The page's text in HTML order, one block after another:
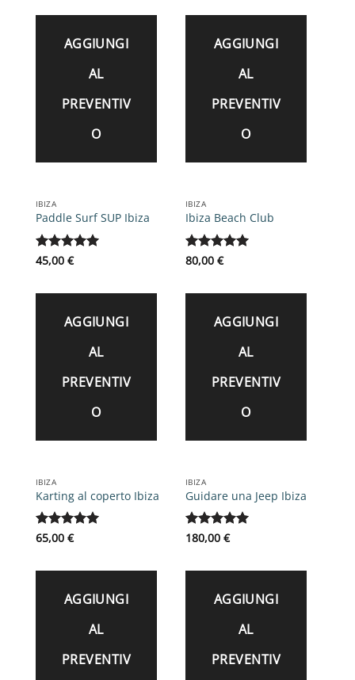
5
era: è:
AGGIUNGI
AL
PREVENTIV
O
AGGIUNGI
AL
PREVENTIV
O
IBIZA
Paddle Surf SUP Ibiza
Valutato
45,00 €
AGGIUNGI
AL
PREVENTIV
O
IBIZA
Ibiza Beach Club
Valutato
80,00 €
AGGIUNGI
AL
PREVENTIV
O
IBIZA
Karting al coperto Ibiza
Valutato
65,00 €
AGGIUNGI
AL
PREVENTIV
IBIZA
Guidare una Jeep Ibiza
Valutato
180,00 €
AGGIUNGI
AL
PREVENTIV